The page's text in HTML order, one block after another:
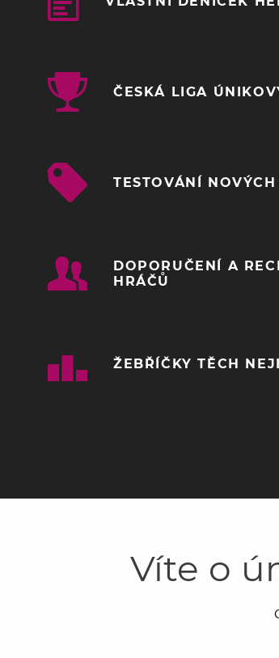
ČESKÁ LIGA
TESTOVÁNÍ NOVÝCH
DOPORUČENÍ A
HRÁČŮ
ŽEBŘÍČKY TĚCH
Víte o